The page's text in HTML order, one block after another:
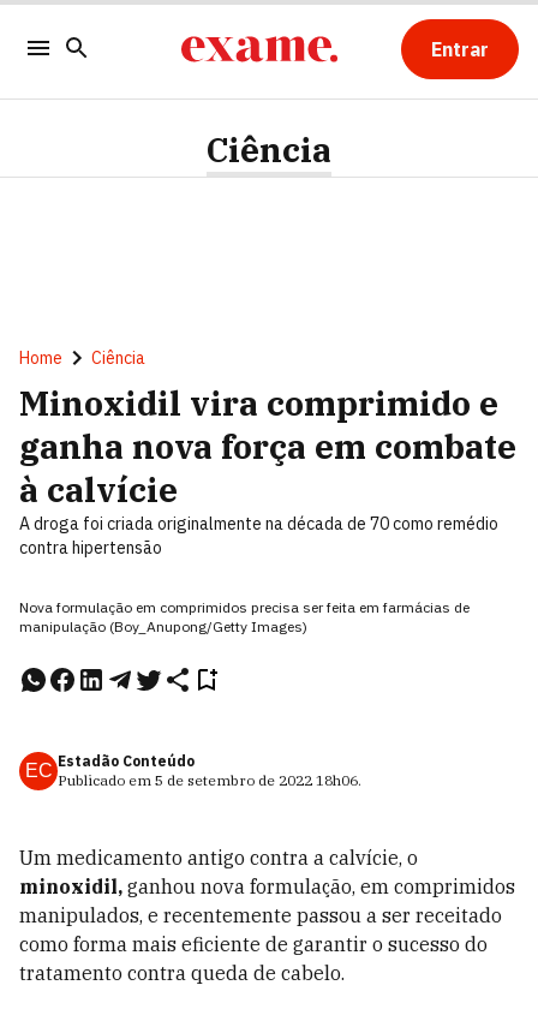
Entrar
Ciência
Home Ciência
Minoxidil vira comprimido e
ganha nova força em combate
à calvície
A droga foi criada originalmente na década de 70 como remédio
contra hipertensão
Nova formulação em comprimidos precisa ser feita em farmácias de
manipulação (Boy_Anupong/Getty Images)
EC Estadão Conteúdo
Publicado em 5 de setembro de 2022 18h06.
Um medicamento antigo contra a calvície, o
minoxidil, ganhou nova formulação, em comprimidos
manipulados, e recentemente passou a ser receitado
como forma mais eficiente de garantir o sucesso do
tratamento contra queda de cabelo.